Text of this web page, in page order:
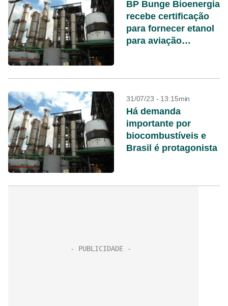
BP Bunge Bioenergia
recebe certificação
para fornecer etanol
para aviação
31/07/23 - 13:15min
Há demanda
importante por
biocombustíveis e
Brasil é protagonista